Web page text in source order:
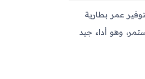
ملي أمبير، مما يكفي لتوفير عمر بطارية
وقت التحدث المستمر، وهو أداء جيد